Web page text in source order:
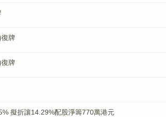
牌
牌
擬折讓14.29%配股淨籌770萬港元